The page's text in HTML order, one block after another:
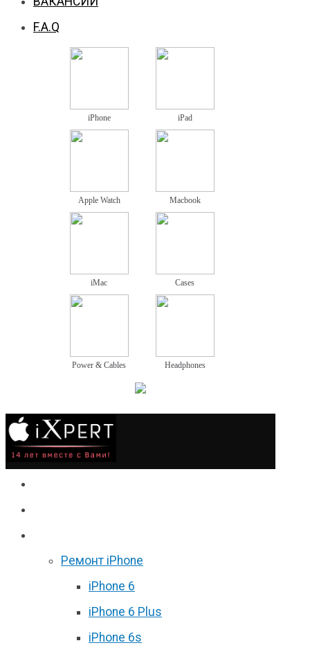
F.A.Q
iPhone iPad
Apple Watch Macbook
iMac Cases
Power & Cables Headphones
Ремонт iPhone
iPhone 6
iPhone 6 Plus
iPhone 6s